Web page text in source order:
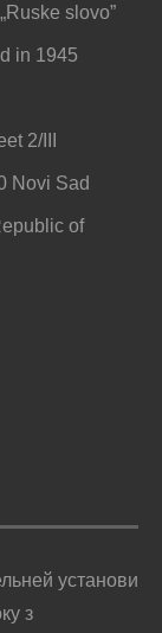
slovo”
in 1945
2/III
Novi Sad
of
установи
з